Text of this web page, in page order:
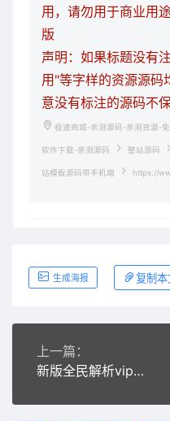
用，请勿用于商业用
版
声明：如果标题没有
用"等字样的资源源码
意没有标注的源码不
极速商城-亲测源码-亲测资源-
软件下载-亲测源码 整站源码
站模板源码带手机端 https://
生成海报 复制本
上一篇：
新版全民解析vip在线视频解析html源码